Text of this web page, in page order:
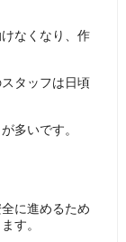
なくなり、作
タッフは日頃
多いです。
に進めるため
す。